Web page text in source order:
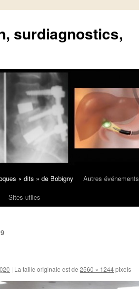
surdiagnostics,
« dits » de Bobigny Autres événements
Sites utiles
| La taille originale est de 2560 × 1244pixels